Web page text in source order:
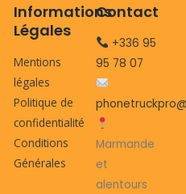
Informations
Légales
Mentions
légales
Politique de
confidentialité
Conditions
Générales
Contact
+336 95
95 78 07
Marmande
et
alentours